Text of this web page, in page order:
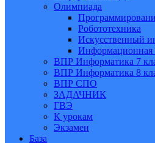
Олимпиада
Робототехника
Искусственный
Информационная
ВПР Информатика 7
ВПР Информатика 8
ВПР СПО
ЗАДАЧНИК
ГВЭ
К урокам
Экзамен
База